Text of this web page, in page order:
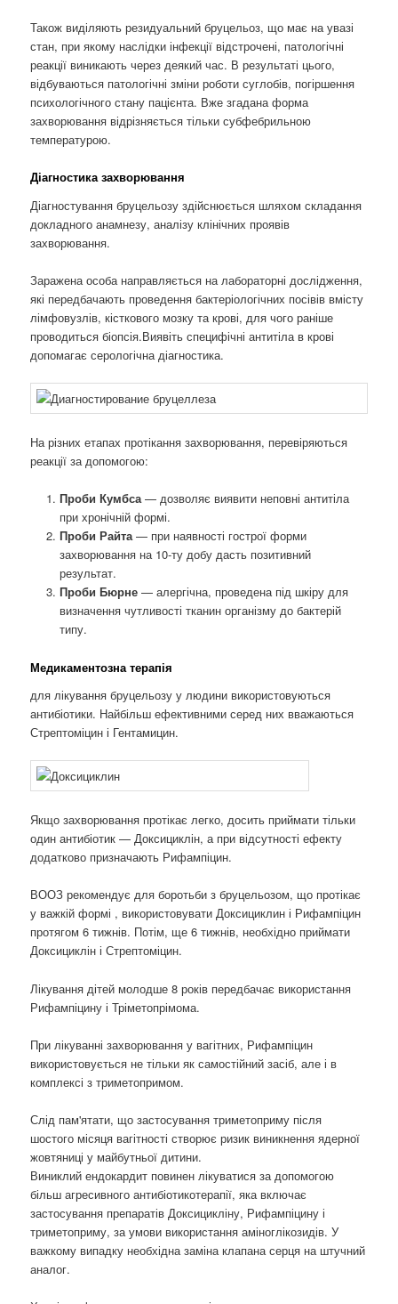
Також виділяють резидуальний бруцельоз, що має на увазі
стан, при якому наслідки інфекції відстрочені, патологічні
реакції виникають через деякий час. В результаті цього,
відбуваються патологічні зміни роботи суглобів, погіршення
психологічного стану пацієнта. Вже згадана форма
захворювання відрізняється тільки субфебрильною
температурою.
Діагностика захворювання
Діагностування бруцельозу здійснюється шляхом складання
докладного анамнезу, аналізу клінічних проявів
захворювання.
Заражена особа направляється на лабораторні дослідження,
які передбачають проведення бактеріологічних посівів вмісту
лімфовузлів, кісткового мозку та крові, для чого раніше
проводиться біопсія.Виявіть специфічні антитіла в крові
допомагає серологічна діагностика.
На різних етапах протікання захворювання, перевіряються
реакції за допомогою:
Проби Кумбса— дозволяє виявити неповні антитіла
при хронічній формі.
Проби Райта— при наявності гострої форми
захворювання на 10-ту добу дасть позитивний
результат.
Проби Бюрне — алергічна, проведена під шкіру для
визначення чутливості тканин організму до бактерій
типу.
Медикаментозна терапія
для лікування бруцельозу у людини використовуються
антибіотики. Найбільш ефективними серед них вважаються
Стрептоміцин і Гентамицин.
Якщо захворювання протікає легко, досить приймати тільки
один антибіотик — Доксициклін, а при відсутності ефекту
додатково призначають Рифампіцин.
ВООЗ рекомендує для боротьби з бруцельозом, що протікає
у важкій формі , використовувати Доксициклин і Рифампіцин
протягом 6 тижнів. Потім, ще 6 тижнів, необхідно приймати
Доксициклін і Стрептоміцин.
Лікування дітей молодше 8 років передбачає використання
Рифампіцину і Тріметопрімома.
При лікуванні захворювання у вагітних, Рифампіцин
використовується не тільки як самостійний засіб, але і в
комплексі з триметопримом.
Слід пам'ятати, що застосування триметоприму після
шостого місяця вагітності створює ризик виникнення ядерної
жовтяниці у майбутньої дитини.
Виниклий ендокардит повинен лікуватися за допомогою
більш агресивного антибіотикотерапії, яка включає
застосування препаратів Доксицикліну, Рифампіцину і
триметоприму, за умови використання аміноглікозидів. У
важкому випадку необхідна заміна клапана серця на штучний
аналог.